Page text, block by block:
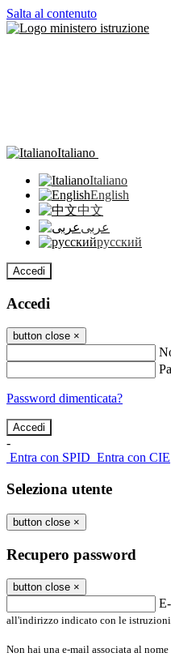
Salta al contenuto
Italiano
Italiano
English
中文
عربى
русский
Accedi
Accedi
button close ×
Password dimenticata?
-
Entra con SPID Entra con CIE
Seleziona utente
button close ×
Recupero password
button close ×
all'indirizzo indicato con le istruzioni
Non hai una e-mail associata al